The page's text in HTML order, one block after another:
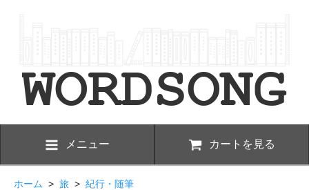
メニュー カートを見る
ホーム > 旅 > 紀行・随筆